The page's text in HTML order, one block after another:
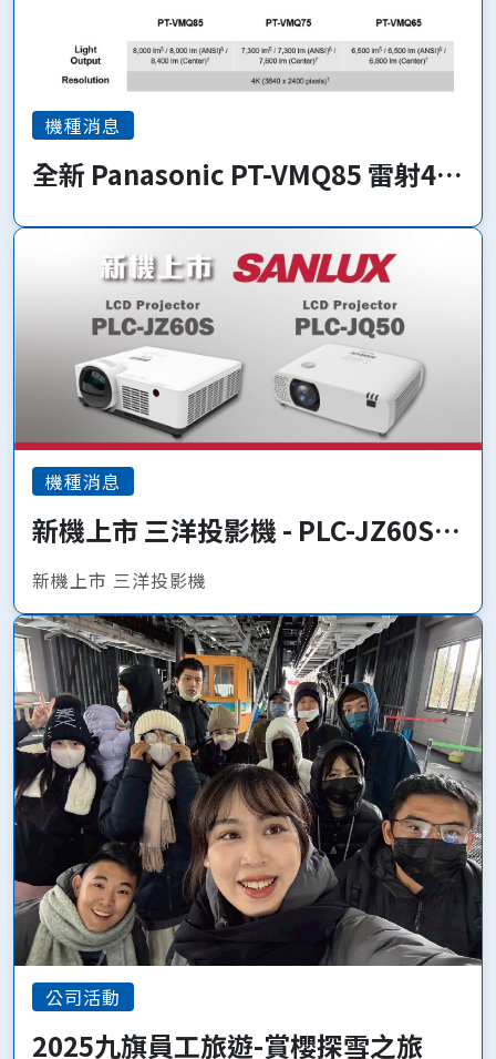
機種消息
全新 Panasonic PT-VMQ85 雷射4K
機種消息
新機上市 三洋投影機 - PLC-JZ60S、
PLC-JQ50
新機上市 三洋投影機
公司活動
2025九旗員工旅遊-賞櫻探雪之旅